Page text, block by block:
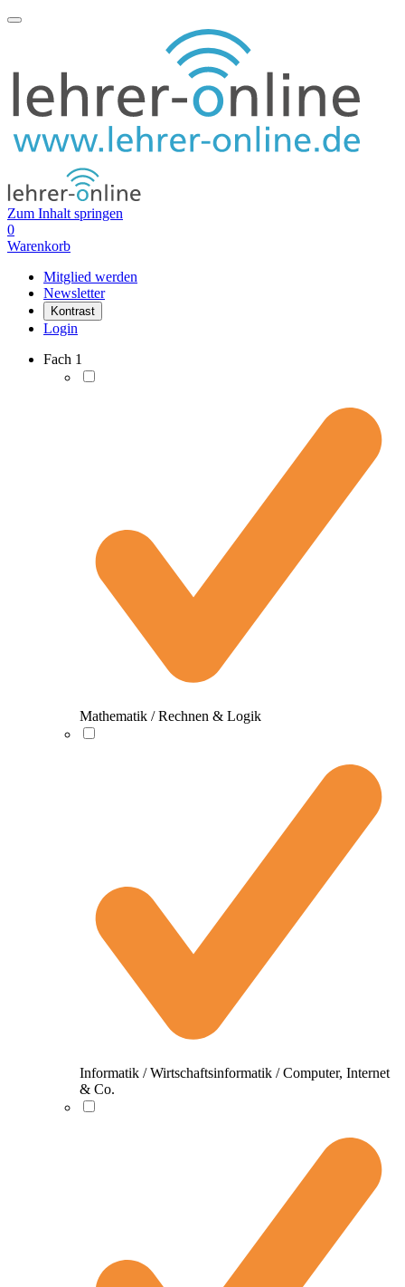
Zum Inhalt springen
0
Warenkorb
Mitglied werden
Newsletter
Kontrast
Login
Fach 1
Mathematik / Rechnen & Logik
Informatik / Wirtschaftsinformatik / Computer, Internet
& Co.